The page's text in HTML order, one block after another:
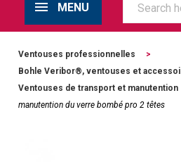
MENU
Ventouses professionnelles
>
Bohle Veribor®, ventouses et
Ventouses de transport et manutention
manutention du verre bombé pro 2 têtes